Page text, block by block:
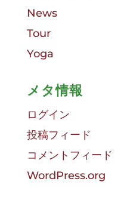
News
Tour
Yoga
メタ情報
ログイン
投稿フィード
コメントフィード
WordPress.org